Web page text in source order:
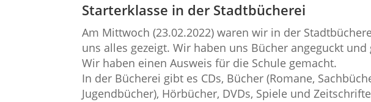
Starterklasse in der Stadtbücherei
Am Mittwoch (23.02.2022) waren wir in der
uns alles gezeigt. Wir haben uns Bücher angeguckt und
Wir haben einen Ausweis für die Schule gemacht.
In der Bücherei gibt es CDs, Bücher (Romane,
Jugendbücher), Hörbücher, DVDs, Spiele und